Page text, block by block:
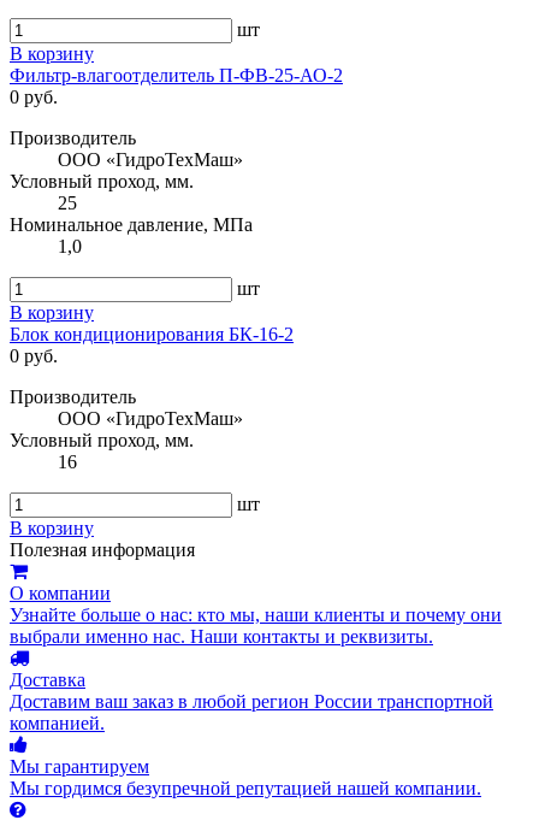
шт
В корзину
Фильтр-влагоотделитель П-ФВ-25-АО-2
0 руб.
Производитель
ООО «ГидроТехМаш»
Условный проход, мм.
25
Номинальное давление, МПа
1,0
шт
В корзину
Блок кондиционирования БК-16-2
0 руб.
Производитель
ООО «ГидроТехМаш»
Условный проход, мм.
16
шт
В корзину
Полезная информация
О компании
Узнайте больше о нас: кто мы, наши клиенты и почему они
выбрали именно нас. Наши контакты и реквизиты.
Доставка
Доставим ваш заказ в любой регион России транспортной
компанией.
Мы гарантируем
Мы гордимся безупречной репутацией нашей компании.